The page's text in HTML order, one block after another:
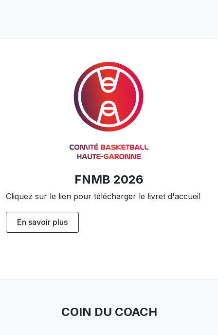
FNMB 2026
Cliquez sur le lien pour télécharger le livret d'accueil
En savoir plus
COIN DU COACH